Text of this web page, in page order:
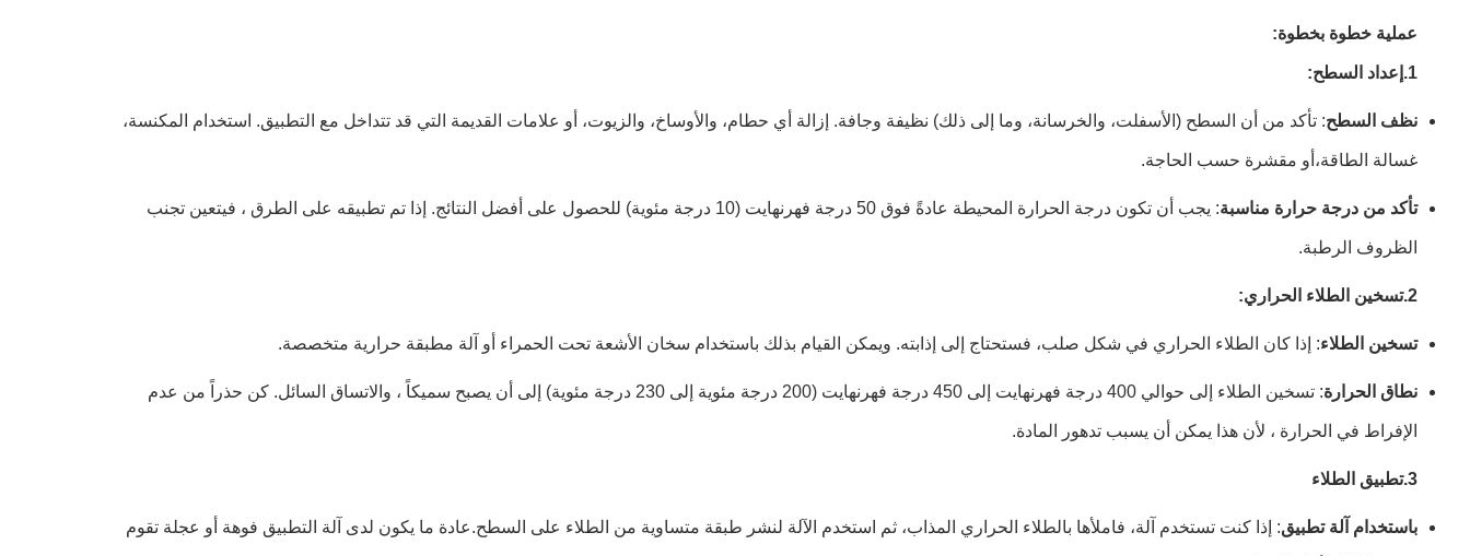
عملية خطوة بخطوة:
1. إعداد السطح:
نظف السطح: تأكد من أن السطح (الأسفلت، والخرسانة، وما إلى ذلك) نظيفة وجافة. إزالة أي حطام، والأوساخ، والزيوت، أو علامات القديمة التي قد تتداخل مع التطبيق. استخدام المكنسة،
غسالة الطاقة،أو مقشرة حسب الحاجة.
تأكد من درجة حرارة مناسبة : يجب أن تكون درجة الحرارة المحيطة عادةً فوق 50 درجة فهرنهايت (10 درجة مئوية) للحصول على أفضل النتائج. إذا تم تطبيقه على الطرق ، فيتعين تجنب
الظروف الرطبة.
2. تسخين الطلاء الحراري:
تسخين الطلاء: إذا كان الطلاء الحراري في شكل صلب، فستحتاج إلى إذابته. ويمكن القيام بذلك باستخدام سخان الأشعة تحت الحمراء أو آلة مطبقة حرارية متخصصة.
نطاق الحرارة : تسخين الطلاء إلى حوالي 400 درجة فهرنهايت إلى 450 درجة فهرنهايت (200 درجة مئوية إلى 230 درجة مئوية) إلى أن يصبح سميكاً ، والاتساق السائل. كن حذراً من عدم
الإفراط في الحرارة ، لأن هذا يمكن أن يسبب تدهور المادة.
3. تطبيق الطلاء
باستخدام آلة تطبيق: إذا كنت تستخدم آلة، فاملأها بالطلاء الحراري المذاب، ثم استخدم الآلة لنشر طبقة متساوية من الطلاء على السطح.عادة ما يكون لدى آلة التطبيق فوهة أو عجلة تقوم